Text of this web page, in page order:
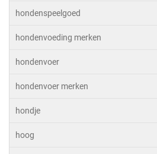
hondenspeelgoed
hondenvoeding merken
hondenvoer
hondenvoer merken
hondje
hoog